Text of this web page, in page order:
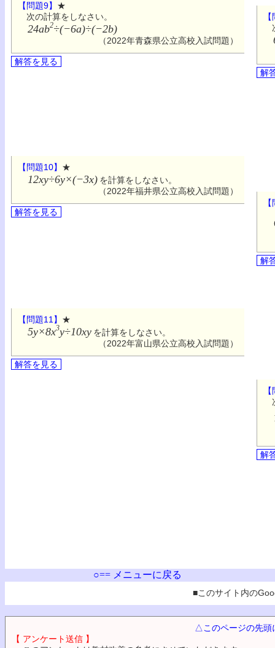
【問題9】 ★
次の計算をしなさい。
24ab2÷(−6a)÷(−2b)
（2022年青森県公立高校入試問題）
解答を見る
【問題10】 ★
12xy÷6y×(−3x) を計算をしなさい。
（2022年福井県公立高校入試問題）
解答を見る
【問題11】 ★
5y×8x3y÷10xy を計算をしなさい。
（2022年富山県公立高校入試問題）
解答を見る
解
解
解
○== メニューに戻る
■このサイト内の
△このページの先
【 アンケート送信 】